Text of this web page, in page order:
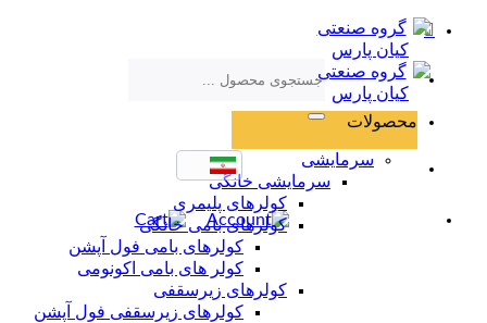
Skip
content
برای:
محصولات
سرمایشی
سرمایشی خانگی
کولرهای پلیمری
کولرهای بامی خانگی
کولرهای بامی فول آپشن
کولر های بامی اکونومی
کولرهای زیرسقفی
کولرهای زیرسقفی فول آپشن